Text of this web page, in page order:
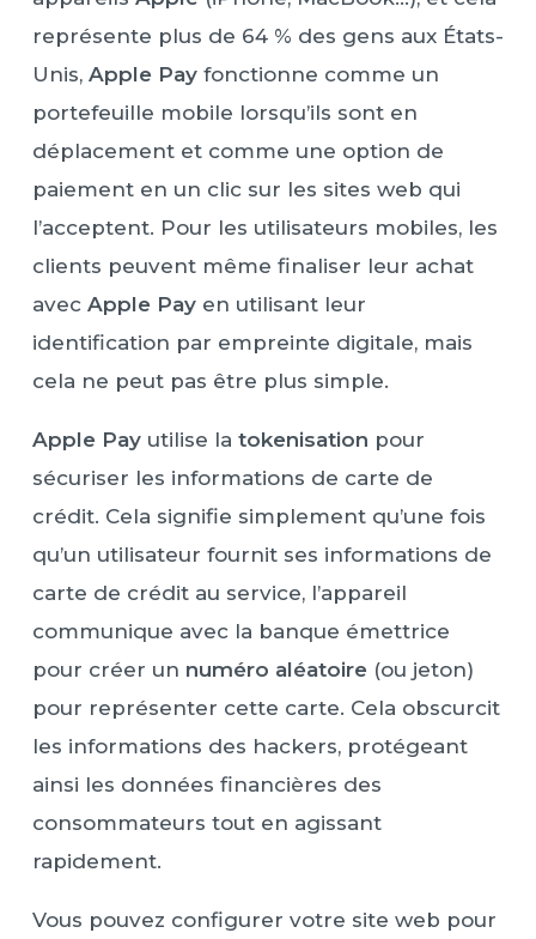
représente plus de 64 % des gens aux États-
Unis, Apple Payfonctionne comme un
portefeuille mobile lorsqu’ils sont en
déplacement et comme une option de
paiement en un clic sur les sites web qui
l’acceptent. Pour les utilisateurs mobiles, les
clients peuvent même finaliser leur achat
avec Apple Payen utilisant leur
identification par empreinte digitale, mais
cela ne peut pas être plus simple.
Apple Payutilise la tokenisation pour
sécuriser les informations de carte de
crédit. Cela signifie simplement qu’une fois
qu’un utilisateur fournit ses informations de
carte de crédit au service, l’appareil
communique avec la banque émettrice
pour créer un numéro aléatoire (ou jeton)
pour représenter cette carte. Cela obscurcit
les informations des hackers, protégeant
ainsi les données financières des
consommateurs tout en agissant
rapidement.
Vous pouvez configurer votre site web pour